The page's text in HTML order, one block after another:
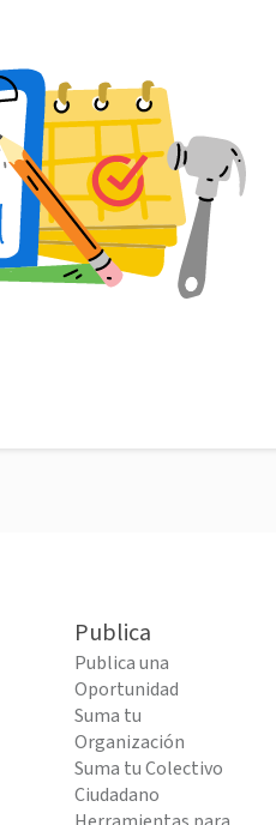
Publica
Publica una
Oportunidad
Suma tu
Organización
Suma tu Colectivo
Ciudadano